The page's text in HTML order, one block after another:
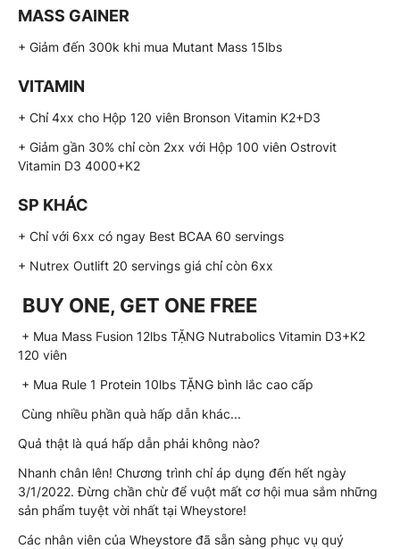
MASS GAINER
+ Giảm đến 300k khi mua Mutant Mass 15lbs
VITAMIN
+ Chỉ 4xx cho Hộp 120 viên Bronson Vitamin K2+D3
+ Giảm gần 30% chỉ còn 2xx với Hộp 100 viên Ostrovit
Vitamin D3 4000+K2
SP KHÁC
+ Chỉ với 6xx có ngay Best BCAA 60 servings
+ Nutrex Outlift 20 servings giá chỉ còn 6xx
BUY ONE, GET ONE FREE
+ Mua Mass Fusion 12lbs TẶNG Nutrabolics Vitamin D3+K2
120 viên
+ Mua Rule 1 Protein 10lbs TẶNG bình lắc cao cấp
Cùng nhiều phần quà hấp dẫn khác...
Quả thật là quá hấp dẫn phải không nào?
Nhanh chân lên! Chương trình chỉ áp dụng đến hết ngày
3/1/2022. Đừng chần chừ để vuột mất cơ hội mua sắm những
sản phẩm tuyệt vời nhất tại Wheystore!
Các nhân viên của Wheystore đã sẵn sàng phục vụ quý